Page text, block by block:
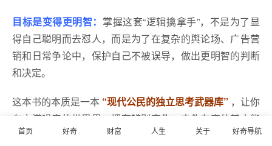
目标是变得更明智： 掌握这套“逻辑擒拿手”，不是为了显
得自己聪明而去怼人，而是为了在复杂的舆论场、广告营
销和日常争论中，保护自己不被误导，做出更明智的判断
和决定。
这本书的本质是一本 “现代公民的独立思考武器库” ，让你
在充满噪音的世界里，拥有辨别真伪、去伪存真的基本能
力。
首页 好奇 财富 人生 关于 好奇导航